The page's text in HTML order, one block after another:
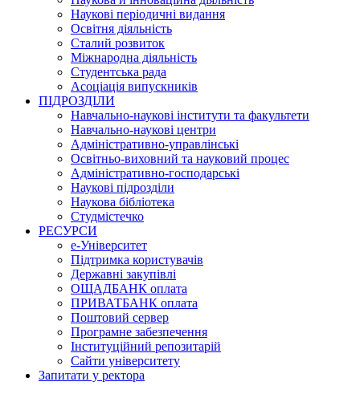
Наукові періодичні видання
Освітня діяльність
Сталий розвиток
Міжнародна діяльність
Студентська рада
Асоціація випускників
ПІДРОЗДІЛИ
Навчально-наукові інститути та факультети
Навчально-наукові центри
Адміністративно-управлінські
Освітньо-виховний та науковий процес
Адміністративно-господарські
Наукові підрозділи
Наукова бібліотека
Студмістечко
РЕСУРСИ
е-Університет
Підтримка користувачів
Державні закупівлі
ОЩАДБАНК оплата
ПРИВАТБАНК оплата
Поштовий сервер
Програмне забезпечення
Інституційний репозитарій
Сайти університету
Запитати у ректора